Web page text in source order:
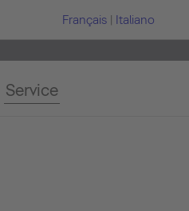
Français | Italiano
Service